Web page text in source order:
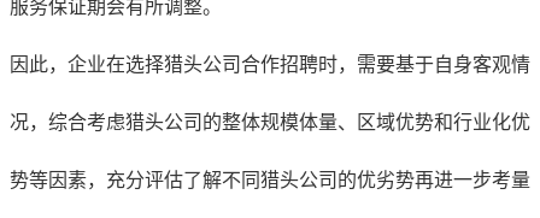
服务保证期会有所调整。
因此，企业在选择猎头公司合作招聘时，需要基于自身客观情
况，综合考虑猎头公司的整体规模体量、区域优势和行业化优
势等因素，充分评估了解不同猎头公司的优劣势再进一步考量